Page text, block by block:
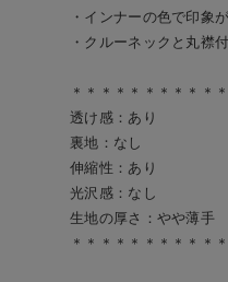
・インナーの色で印象
・クルーネックと丸襟
＊＊＊＊＊＊＊＊＊＊
透け感：あり
裏地：なし
伸縮性：あり
光沢感：なし
生地の厚さ：やや薄手
＊＊＊＊＊＊＊＊＊＊